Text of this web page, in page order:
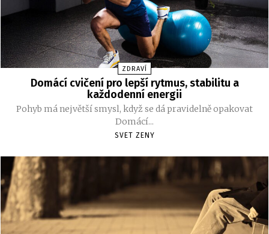
ZDRAVÍ
Domácí cvičení pro lepší rytmus, stabilitu a
každodenní energii
Pohyb má největší smysl, když se dá pravidelně opakovat
Domácí...
SVET ZENY